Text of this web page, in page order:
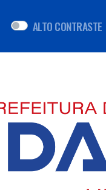
ALTO CONTRASTE